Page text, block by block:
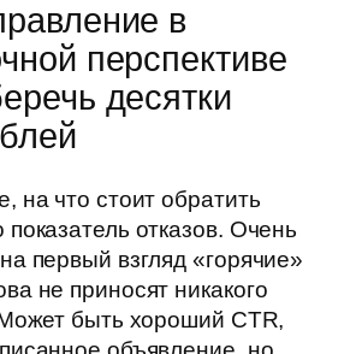
в
перспективе
десятки
на что стоит обратить
отказов. Очень
первый взгляд «горячие»
не приносят никакого
быть хороший CTR,